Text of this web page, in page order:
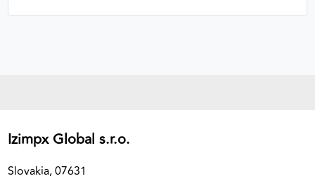
Izimpx Global s.r.o.
Slovakia, 07631